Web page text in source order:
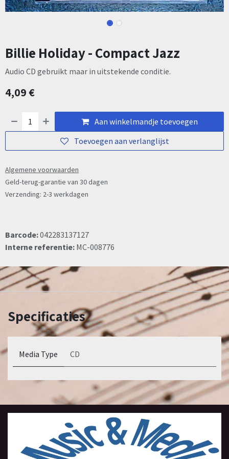
Billie Holiday - Compact Jazz
Audio CD gebruikt maar in uitstekende conditie.
4,09€
Aan winkelmandje toevoegen
Toevoegen aan verlanglijst
Algemene voorwaarden
Geld-terug-garantie van 30 dagen
Verzending: 2-3 werkdagen
Barcode:042283137127
Interne referentie: MC-008776
Specificaties
Media Type CD